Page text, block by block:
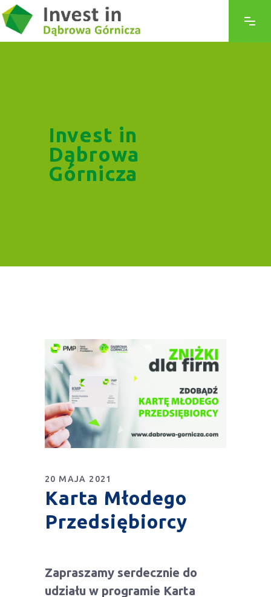
Invest in
Dąbrowa
Górnicza
20 MAJA 2021
Karta Młodego
Przedsiębiorcy
Zapraszamy serdecznie do
udziału w programie Karta